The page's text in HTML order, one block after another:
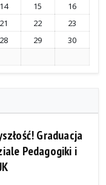
14 15
16
21 22
23
28 29
30
Graduacja
Pedagogiki i